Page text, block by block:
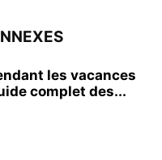
les vacances
complet des...